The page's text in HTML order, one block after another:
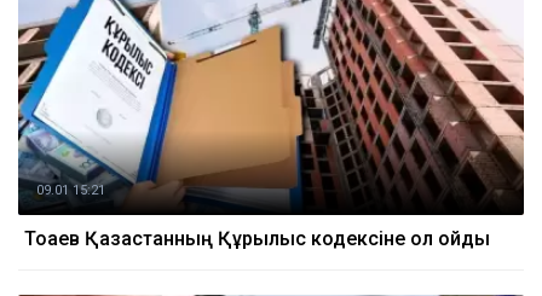
09.01 15:21
Тоқаев Қазақстанның Құрылыс кодексіне қол қойды